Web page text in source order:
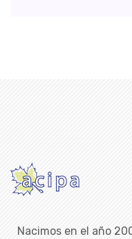
Nacimos en el año